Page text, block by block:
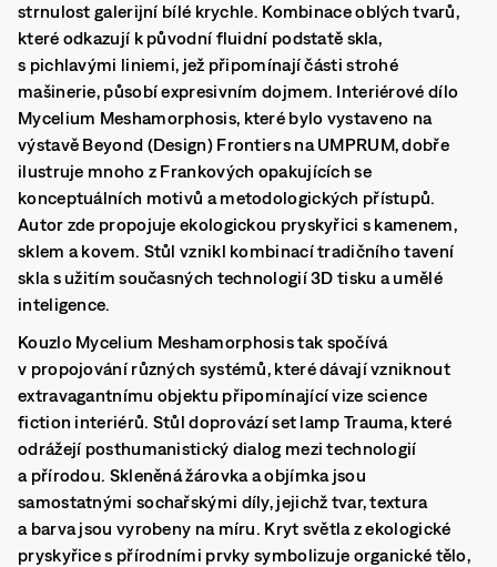
strnulost galerijní bílé krychle. Kombinace oblých tvarů,
které odkazují k původní fluidní podstatě skla,
s pichlavými liniemi, jež připomínají části strohé
mašinerie, působí expresivním dojmem. Interiérové dílo
Mycelium Meshamorphosis, které bylo vystaveno na
výstavě Beyond (Design) Frontiers na UMPRUM, dobře
ilustruje mnoho z Frankových opakujících se
konceptuálních motivů a metodologických přístupů.
Autor zde propojuje ekologickou pryskyřici s kamenem,
sklem a kovem. Stůl vznikl kombinací tradičního tavení
skla s užitím současných technologií 3D tisku a umělé
inteligence.
Kouzlo Mycelium Meshamorphosis tak spočívá
v propojování různých systémů, které dávají vzniknout
extravagantnímu objektu připomínající vize science
fiction interiérů. Stůl doprovází set lamp Trauma, které
odrážejí posthumanistický dialog mezi technologií
a přírodou. Skleněná žárovka a objímka jsou
samostatnými sochařskými díly, jejichž tvar, textura
a barva jsou vyrobeny na míru. Kryt světla z ekologické
pryskyřice s přírodními prvky symbolizuje organické tělo,